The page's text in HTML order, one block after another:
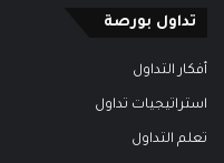
تداول بورصة
أفكار التداول
استراتيجيات تداول
تعلم التداول